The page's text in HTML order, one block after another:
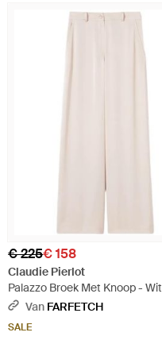
€ 225€ 158
Claudie Pierlot
Palazzo Broek Met Knoop - Wit
Van FARFETCH
SALE